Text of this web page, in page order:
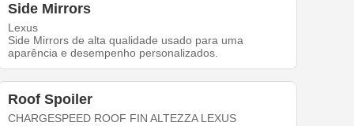
Side Mirrors
Lexus
Side Mirrors de alta qualidade usado para uma
aparência e desempenho personalizados.
Roof Spoiler
CHARGESPEED ROOF FIN ALTEZZA LEXUS